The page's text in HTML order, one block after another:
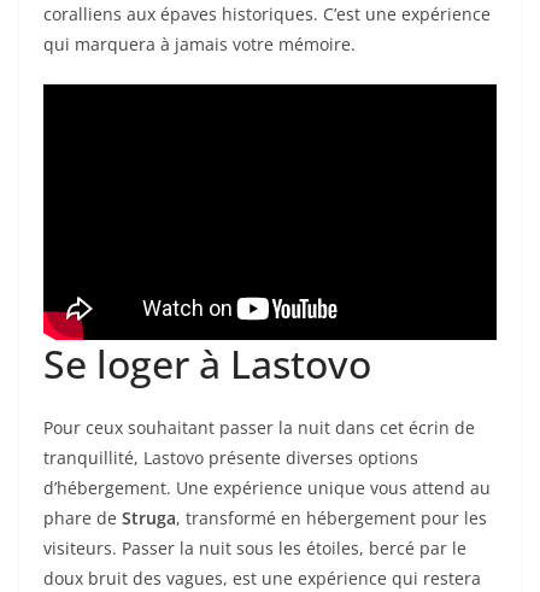
coralliens aux épaves historiques. C’est une expérience
qui marquera à jamais votre mémoire.
Se loger à Lastovo
Pour ceux souhaitant passer la nuit dans cet écrin de
tranquillité, Lastovo présente diverses options
d’hébergement. Une expérience unique vous attend au
phare de Struga, transformé en hébergement pour les
visiteurs. Passer la nuit sous les étoiles, bercé par le
doux bruit des vagues, est une expérience qui restera